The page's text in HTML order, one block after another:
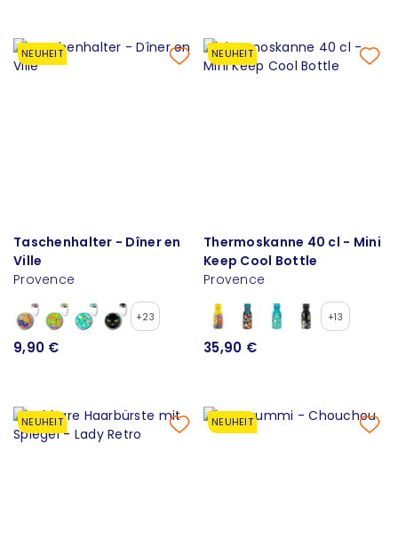
NEUHEIT
Taschenhalter - Dîner en
Ville
Provence
+23
9,90 €
NEUHEIT
Thermoskanne 40 cl - Mini
Keep Cool Bottle
Provence
+13
35,90 €
NEUHEIT NEUHEIT